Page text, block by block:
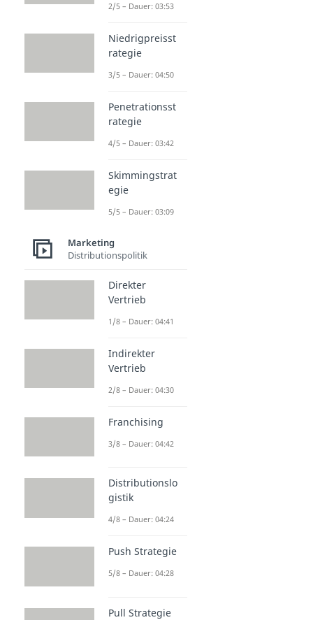
2/5 – Dauer: 03:53
Niedrigpreisst
rategie
3/5 – Dauer: 04:50
Penetrationsst
rategie
4/5 – Dauer: 03:42
Skimmingstrat
egie
5/5 – Dauer: 03:09
Marketing
Distributionspolitik
Direkter
Vertrieb
1/8 – Dauer: 04:41
Indirekter
Vertrieb
2/8 – Dauer: 04:30
Franchising
3/8 – Dauer: 04:42
Distributionslo
gistik
4/8 – Dauer: 04:24
Push Strategie
5/8 – Dauer: 04:28
Pull Strategie